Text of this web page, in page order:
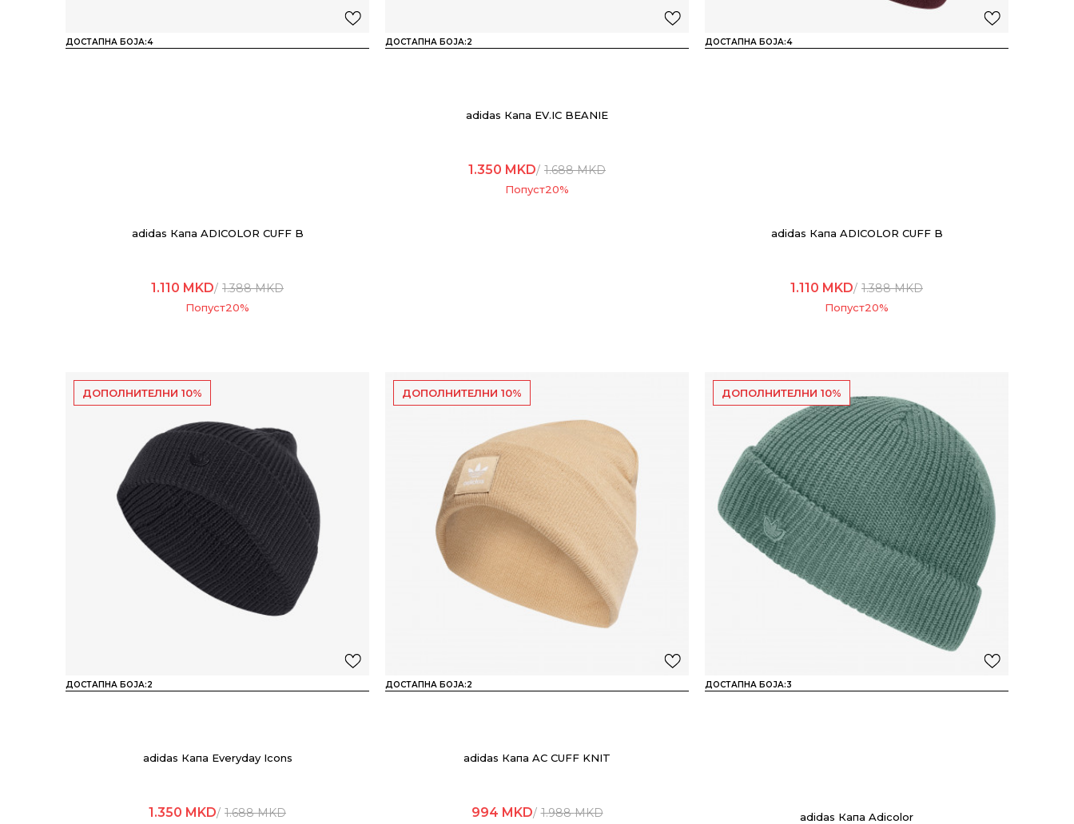
ДОСТАПНА БОЈА:4
adidas Капа ADICOLOR CUFF B
1.110 MKD 1.388MKD
Попуст20%
ДОСТАПНА БОЈА:2
adidas Капа EV.IC BEANIE
1.350 MKD 1.688MKD
Попуст20%
ДОСТАПНА БОЈА:4
adidas Капа ADICOLOR CUFF B
1.110 MKD 1.388MKD
Попуст20%
ДОПОЛНИТЕЛНИ 10%
ДОСТАПНА БОЈА:2
adidas Капа Everyday Icons
1.350 MKD 1.688MKD
ДОПОЛНИТЕЛНИ 10%
ДОСТАПНА БОЈА:2
adidas Капа AC CUFF KNIT
994 MKD 1.988MKD
ДОПОЛНИТЕЛНИ 10%
ДОСТАПНА БОЈА:3
adidas Капа Adicolor